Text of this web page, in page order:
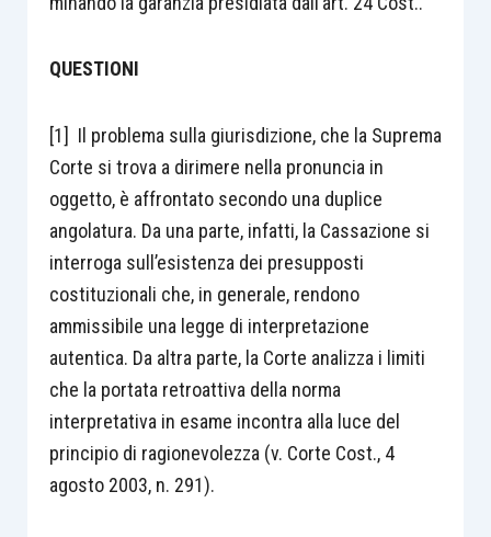
QUESTIONI
[1] Il problema sulla giurisdizione, che la Suprema
Corte si trova a dirimere nella pronuncia in
oggetto, è affrontato secondo una duplice
angolatura. Da una parte, infatti, la Cassazione si
interroga sull’esistenza dei presupposti
costituzionali che, in generale, rendono
ammissibile una legge di interpretazione
autentica. Da altra parte, la Corte analizza i limiti
che la portata retroattiva della norma
interpretativa in esame incontra alla luce del
principio di ragionevolezza (v. Corte Cost., 4
agosto 2003, n. 291).